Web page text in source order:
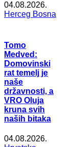
04.08.2026.
Herceg Bosna
Tomo
Medved:
Domovinski
rat temelj je
naše
državnosti, a
VRO Oluja
kruna svih
naših bitaka
04.08.2026.